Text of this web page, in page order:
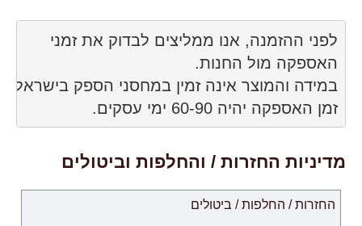
זמן האספקה ​​יהיה 60-90 ימי עסקים.
מדיניות החזרות / והחלפות וביטולים
החזרות / החלפות / ביטולים